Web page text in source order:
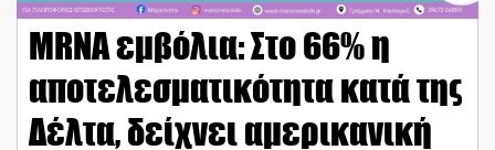
MRNA εμβόλια: Στο 66% η
αποτελεσματικότητα κατά της
Δέλτα, δείχνει αμερικανική